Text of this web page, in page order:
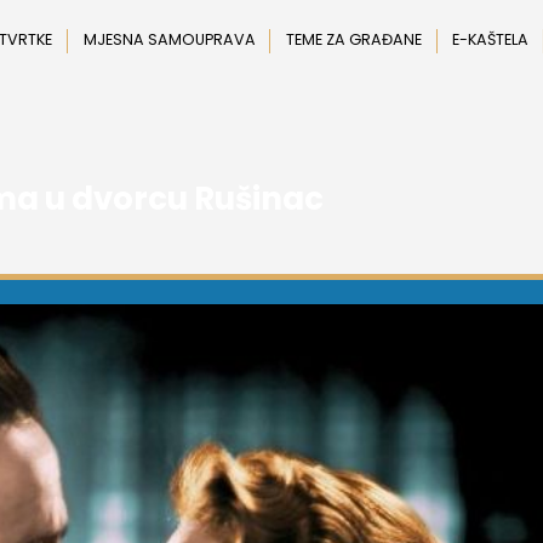
MJESNA SAMOUPRAVA TEME ZA GRAĐANE E-KAŠTELA